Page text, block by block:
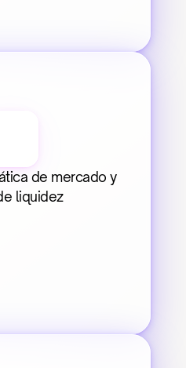
de mercado y
liquidez